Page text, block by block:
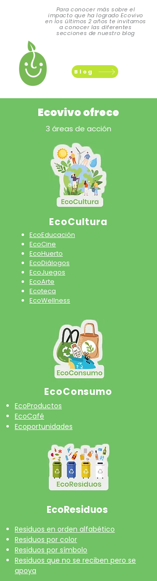
Para conocer más sobre el
impacto que ha logrado Ecovivo
en los últimos 2 años te invitamos
a conocer las diferentes
secciones de nuestro blog
Blog
Ecovivo ofrece
3 áreas de acción
EcoCultura
EcoEducación
EcoCine
EcoHuerto
EcoDiálogos
EcoJuegos
EcoArte
Ecoteca
EcoWellness
EcoConsumo
EcoProductos
EcoCafé
Ecoportunidades
EcoResiduos
Residuos en orden alfabético
Residuos por color
Residuos por símbolo
Residuos que no se reciben pero se
apoya